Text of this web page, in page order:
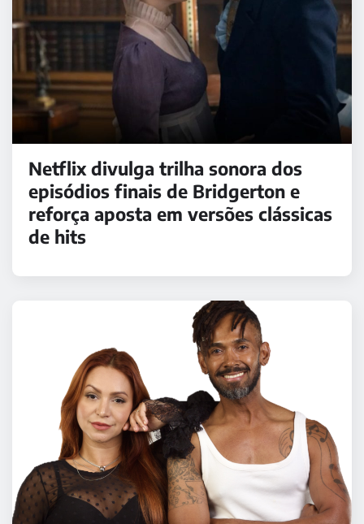
Netflix divulga trilha sonora dos
episódios finais de Bridgerton e
reforça aposta em versões clássicas
de hits